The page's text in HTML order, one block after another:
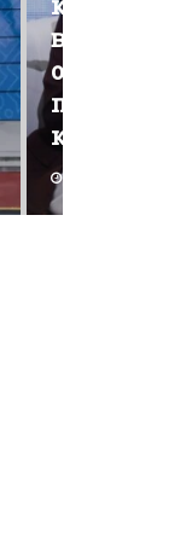
вышла на
открытой
30.07.2026